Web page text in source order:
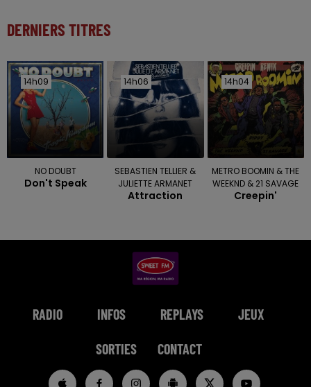
DERNIERS TITRES
14h09
14h09
NO DOUBT
Don't Speak
14h06
14h06
SEBASTIEN TELLIER &
JULIETTE ARMANET
Attraction
14h04
14h04
METRO BOOMIN & THE
WEEKND & 21 SAVAGE
Creepin'
RADIO INFOS REPLAYS JEUX
SORTIES CONTACT